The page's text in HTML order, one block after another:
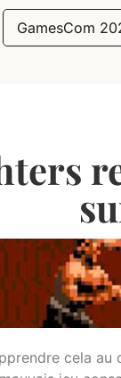
GamesCom
cela au